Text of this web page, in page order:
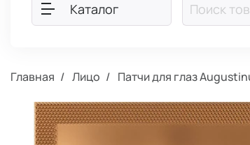
Каталог
Главная Лицо Патчи для глаз